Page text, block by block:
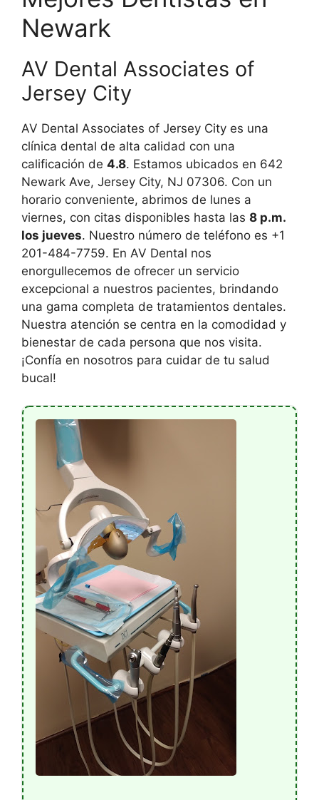
Newark
AV Dental Associates of
Jersey City
AV Dental Associates of Jersey City es una
clínica dental de alta calidad con una
calificación de 4.8. Estamos ubicados en 642
Newark Ave, Jersey City, NJ 07306. Con un
horario conveniente, abrimos de lunes a
viernes, con citas disponibles hasta las 8 p.m.
los jueves. Nuestro número de teléfono es +1
201-484-7759. En AV Dental nos
enorgullecemos de ofrecer un servicio
excepcional a nuestros pacientes, brindando
una gama completa de tratamientos dentales.
Nuestra atención se centra en la comodidad y
bienestar de cada persona que nos visita.
¡Confía en nosotros para cuidar de tu salud
bucal!